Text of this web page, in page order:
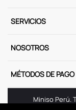
SERVICIOS
NOSOTROS
MÉTODOS DE PAGO
Miniso Perú.